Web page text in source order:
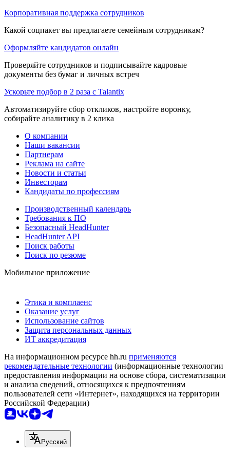
Корпоративная поддержка сотрудников
Какой соцпакет вы предлагаете семейным сотрудникам?
Оформляйте кандидатов онлайн
Проверяйте сотрудников и подписывайте кадровые
документы без бумаг и личных встреч
Ускорьте подбор в 2 раза с Talantix
Автоматизируйте сбор откликов, настройте воронку,
собирайте аналитику в 2 клика
О компании
Наши вакансии
Партнерам
Реклама на сайте
Новости и статьи
Инвесторам
Кандидаты по профессиям
Производственный календарь
Требования к ПО
Безопасный HeadHunter
HeadHunter API
Поиск работы
Поиск по резюме
Мобильное приложение
Этика и комплаенс
Оказание услуг
Использование сайтов
Защита персональных данных
ИТ аккредитация
На информационном ресурсе hh.ru применяются
рекомендательные технологии (информационные технологии
предоставления информации на основе сбора, систематизации
и анализа сведений, относящихся к предпочтениям
пользователей сети «Интернет», находящихся на территории
Российской Федерации)
Русский